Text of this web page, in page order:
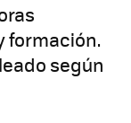
formación.
según